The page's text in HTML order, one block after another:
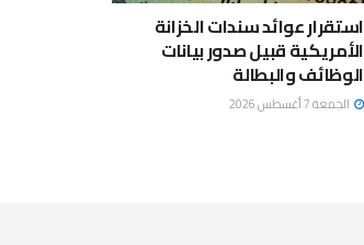
استقرار عوائد سندات الخزانة
الأمريكية قبيل صدور بيانات
الوظائف والبطالة
الجمعة 7 أغسطس 2026